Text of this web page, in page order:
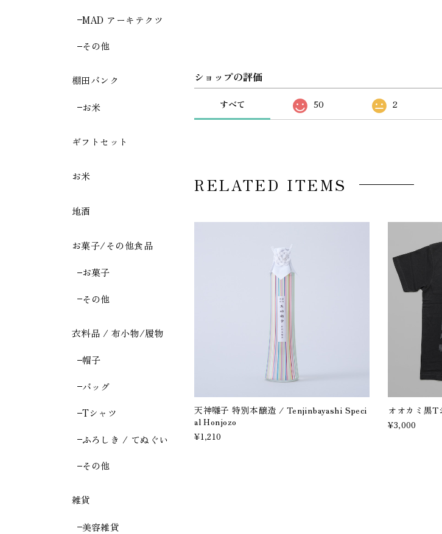
MAD アーキテクツ
その他
棚田バンク
お米
ギフトセット
お米
地酒
お菓子/その他食品
お菓子
その他
衣料品 / 布小物/履物
帽子
バッグ
Tシャツ
ふろしき / てぬぐい
その他
雑貨
美容雑貨
ショップの評価
すべて 50 2
RELATED ITEMS
天神囃子 特別本醸造 / Tenjinbayashi Speci
al Honjozo
¥1,210
オオカミ黒
¥3,000